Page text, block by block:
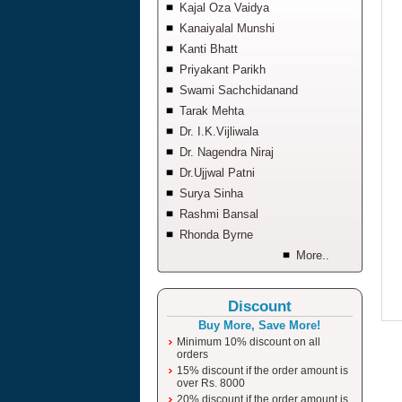
Kajal Oza Vaidya
Kanaiyalal Munshi
Kanti Bhatt
Priyakant Parikh
Swami Sachchidanand
Tarak Mehta
Dr. I.K.Vijliwala
Dr. Nagendra Niraj
Dr.Ujjwal Patni
Surya Sinha
Rashmi Bansal
Rhonda Byrne
More..
Discount
Buy More, Save More!
Minimum 10% discount on all
orders
15% discount if the order amount is
over Rs. 8000
20% discount if the order amount is